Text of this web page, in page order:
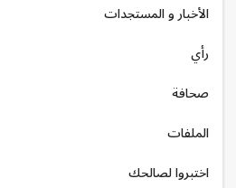
الأخبار و المستجدات
رأي
صحافة
الملفات
اختبروا لصالحك